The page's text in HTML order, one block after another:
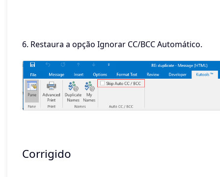
6. Restaura a opção Ignorar CC/BCC Automático.
Corrigido